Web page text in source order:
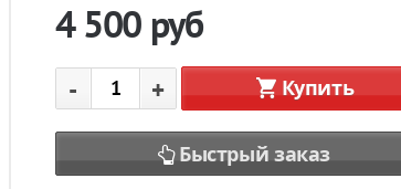
4 500 руб
- + Купить
Быстрый заказ